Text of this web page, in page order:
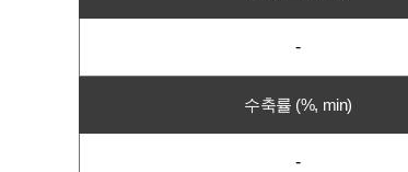
-
수축률 (%, min)
-